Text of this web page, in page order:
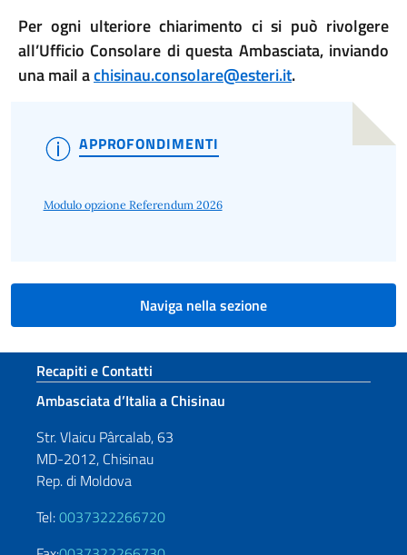
Per ogni ulteriore chiarimento ci si può rivolgere
all’Ufficio Consolare di questa Ambasciata, inviando
una mail achisinau.consolare@esteri.it.
APPROFONDIMENTI
Modulo opzione Referendum 2026
Naviga nella sezione
Sezione footer
Recapiti e Contatti
Ambasciata d’Italia a Chisinau
Str. Vlaicu Pârcalab, 63
MD-2012, Chisinau
Rep. di Moldova
Tel:0037322266720